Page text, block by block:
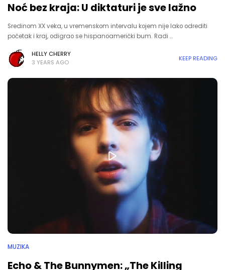
Noć bez kraja: U diktaturi je sve lažno
Sredinom XX veka, u vremenskom intervalu kojem nije lako odrediti
početak i kraj, odigrao se hispanoamerički bum. Radi …
HELLY CHERRY
3 YEARS AGO
KEEP READING
MUZIKA
Echo & The Bunnymen: „The Killing